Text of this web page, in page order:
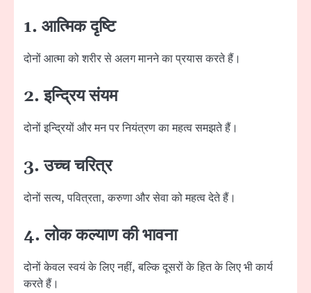
1. आत्मिक दृष्टि
दोनों आत्मा को शरीर से अलग मानने का प्रयास करते हैं।
2. इन्द्रिय संयम
दोनों इन्द्रियों और मन पर नियंत्रण का महत्व समझते हैं।
3. उच्च चरित्र
दोनों सत्य, पवित्रता, करुणा और सेवा को महत्व देते हैं।
4. लोक कल्याण की भावना
दोनों केवल स्वयं के लिए नहीं, बल्कि दूसरों के हित के लिए भी कार्य
करते हैं।